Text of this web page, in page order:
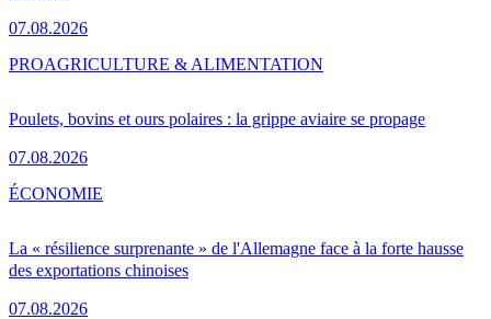
07.08.2026
Poulets, bovins et ours polaires : la grippe aviaire se propage
07.08.2026
PROAGRICULTURE & ALIMENTATION
La « résilience surprenante » de l'Allemagne face à la forte hausse
des exportations chinoises
07.08.2026
ÉCONOMIE